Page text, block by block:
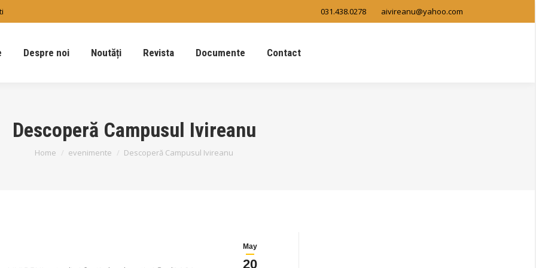
031.438.0278 aivireanu@yahoo.com
Despre noi Noutăți Revista Documente Contact
Descoperă Campusul Ivireanu
You are here:
Home evenimente Descoperă Campusul Ivireanu
May
20
Search: